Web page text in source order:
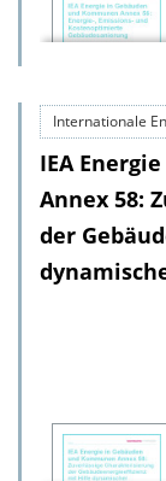
Internationale
IEA
Annex 58:
der